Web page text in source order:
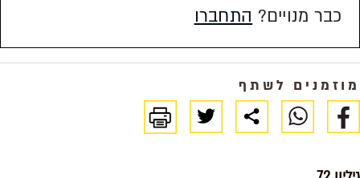
כבר מנויים? התחברו
מוזמנים לשתף